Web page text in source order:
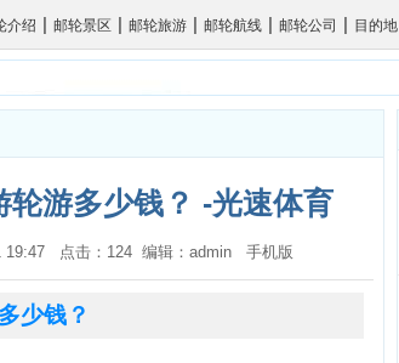
介绍 | 邮轮景区 | 邮轮旅游 | 邮轮航线 | 邮轮公司 | 目的地
游多少钱？ -光速体育
19:47 点击：124 编辑：admin 手机版
少钱？